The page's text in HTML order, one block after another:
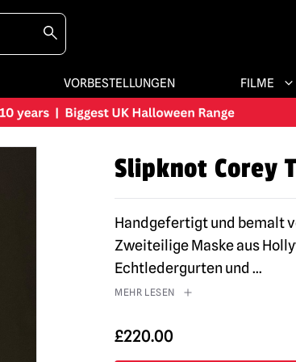
VORBESTELLUNGEN FILME
Slipknot Corey
Handgefertigt und bemalt
Zweiteilige Maske aus
Echtledergurten und ...
MEHR LESEN
£220.00